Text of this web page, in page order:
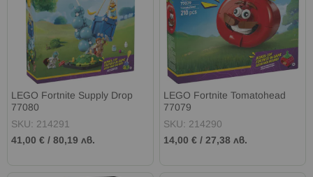
LEGO Fortnite Supply Drop
77080
SKU: 214291
41,00 € / 80,19 лв.
LEGO Fortnite Tomatohead
77079
SKU: 214290
14,00 € /27,38 лв.